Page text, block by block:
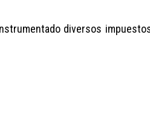
diversos